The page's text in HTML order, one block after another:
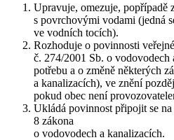
Upravuje, omezuje, popřípadě
s povrchovými vodami (jedná
ve vodních tocích).
Rozhoduje o povinnosti
č. 274/2001 Sb. o vodovodech
potřebu a o změně některých
a kanalizacích), ve znění
pokud obec není
Ukládá povinnost připojit se
8 zákona
o vodovodech a kanalizacích.